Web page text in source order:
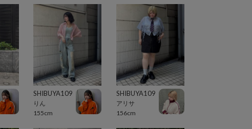
SHIBUYA109
りん
155cm
SHIBUYA109
アリサ
156cm